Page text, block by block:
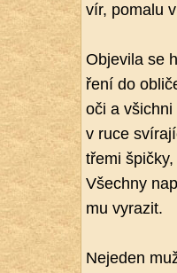
vír, po­ma­lu
Ob­je­vi­la se
ře­ní do
oči a
v ruce
třemi
Všech­ny
mu vy­ra­zit.
Ne­je­den